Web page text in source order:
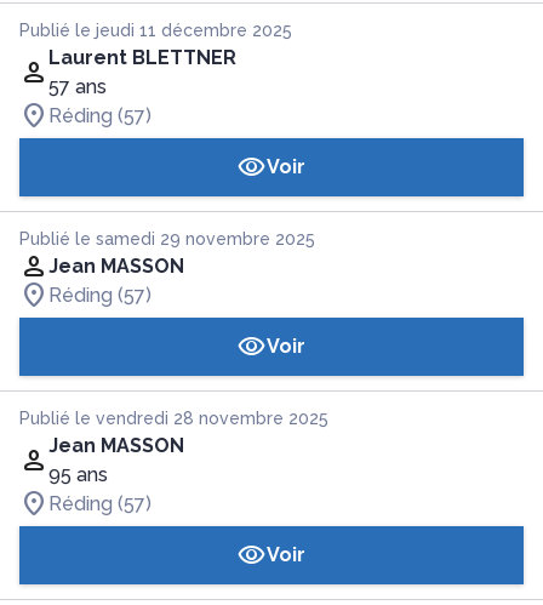
Publié le jeudi 11 décembre 2025
Laurent BLETTNER
57 ans
Réding (57)
Voir
Publié le samedi 29 novembre 2025
Jean MASSON
Réding (57)
Voir
Publié le vendredi 28 novembre 2025
Jean MASSON
95 ans
Réding (57)
Voir